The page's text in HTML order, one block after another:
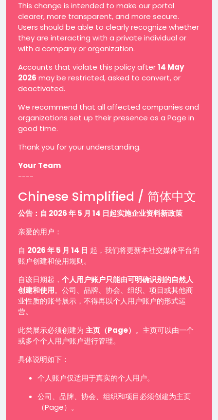
This change is intended to make our portal
clearer, more transparent, and more secure.
Users should be able to clearly recognize whether
they are interacting with a private individual or
with a company or organization.
Accounts that violate this policy after14 May
2026 may be restricted, asked to convert, or
deactivated.
We recommend that all affected companies and
organizations set up their presence as a Page in
good time.
Thank you for your understanding.
Your Team
----
Chinese Simplified / 简体中文
公告：自 2026 年 5 月 14 日起实施企业资料新政策
亲爱的用户：
自 2026 年 5 月 14 日 起，我们将更新本社交媒体平台的
账户创建和使用规则。
自该日期起， 个人用户账户只能由可明确识别的自然人
创建和使用。公司、品牌、协会、组织、项目或其他商
业性质的账号展示，不得再以个人用户账户的形式运
营。
此类展示必须创建为 主页（Page） 。主页可以由一个
或多个个人用户账户进行管理。
具体说明如下：
个人账户仅适用于真实的个人用户。
公司、品牌、协会、组织和项目必须创建为主页
（Page）。